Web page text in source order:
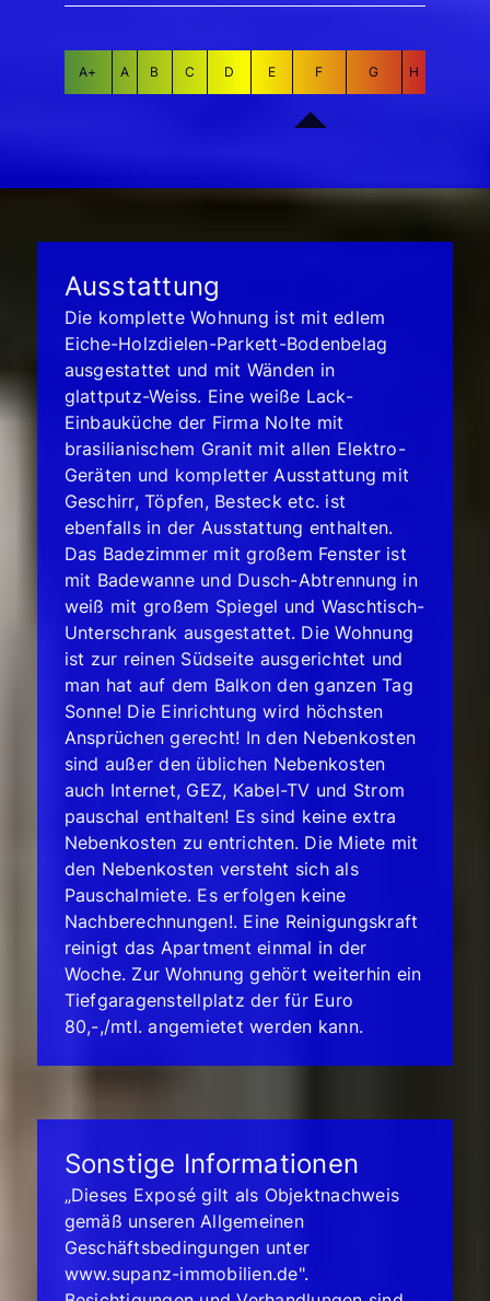
A+ A B C D E F G H
Ausstattung
Die komplette Wohnung ist mit edlem
Eiche-Holzdielen-Parkett-Bodenbelag
ausgestattet und mit Wänden in
glattputz-Weiss. Eine weiße Lack-
Einbauküche der Firma Nolte mit
brasilianischem Granit mit allen Elektro-
Geräten und kompletter Ausstattung mit
Geschirr, Töpfen, Besteck etc. ist
ebenfalls in der Ausstattung enthalten.
Das Badezimmer mit großem Fenster ist
mit Badewanne und Dusch-Abtrennung in
weiß mit großem Spiegel und Waschtisch-
Unterschrank ausgestattet. Die Wohnung
ist zur reinen Südseite ausgerichtet und
man hat auf dem Balkon den ganzen Tag
Sonne! Die Einrichtung wird höchsten
Ansprüchen gerecht! In den Nebenkosten
sind außer den üblichen Nebenkosten
auch Internet, GEZ, Kabel-TV und Strom
pauschal enthalten! Es sind keine extra
Nebenkosten zu entrichten. Die Miete mit
den Nebenkosten versteht sich als
Pauschalmiete. Es erfolgen keine
Nachberechnungen!. Eine Reinigungskraft
reinigt das Apartment einmal in der
Woche. Zur Wohnung gehört weiterhin ein
Tiefgaragenstellplatz der für Euro
80,-,/mtl. angemietet werden kann.
Sonstige Informationen
„Dieses Exposé gilt als Objektnachweis
gemäß unseren Allgemeinen
Geschäftsbedingungen unter
www.supanz-immobilien.de".